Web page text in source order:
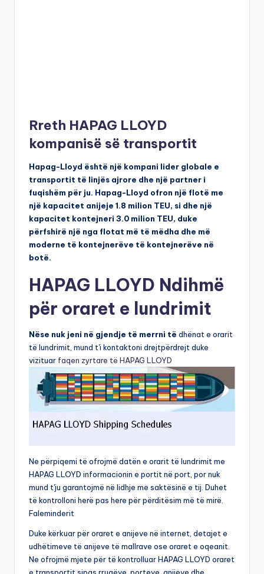
Rreth HAPAG LLOYD
kompanisë së transportit
Hapag-Lloyd është një kompani lider globale e
transportit të linjës ajrore dhe një partner i
fuqishëm për ju. Hapag-Lloyd ofron një flotë me
një kapacitet anijeje 1.8 milion TEU, si dhe një
kapacitet kontejneri 3.0 milion TEU, duke
përfshirë një nga flotat më të mëdha dhe më
moderne të kontejnerëve të kontejnerëve në
botë.
HAPAG LLOYD Ndihmë
për oraret e lundrimit
Nëse nuk jeni në gjendje të merrni të dhënat e orarit
të lundrimit, mund t'i kontaktoni drejtpërdrejt duke
vizituar faqen zyrtare të HAPAG LLOYD
Ne përpiqemi të ofrojmë datën e orarit të lundrimit me
HAPAG LLOYD informacionin e portit në port, por nuk
mund t'ju garantojmë në lidhje me saktësinë e tij. Duhet
të kontrolloni herë pas here për përditësim më të mirë.
Faleminderit
Duke kërkuar për oraret e anijeve në internet, detajet e
udhëtimeve të anijeve të mallrave ose oraret e oqeanit.
Ne ofrojmë mjete për të kontrolluar HAPAG LLOYD oraret
e transportit sipas rrugëve, porteve, anijeve dhe